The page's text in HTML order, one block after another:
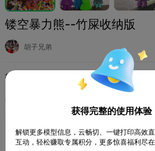
镂空暴力熊--竹屎收纳版
胡子兄弟
打印配置 (1) 微缩模型
0.2mm layer, 2 walls, 15%
 1d 15h  1 盘 
获得完整的使用体验
解锁更多模型信息，云畅切、一键打印高效
互动，轻松赚取专属积分，更多惊喜福利尽